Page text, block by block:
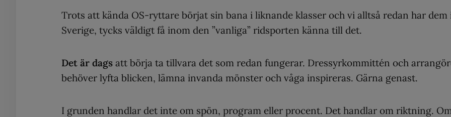
Trots att kända OS-ryttare börjat sin bana i liknande klasser och vi alltså redan har dem
Sverige, tycks väldigt få inom den ”vanliga” ridsporten känna till det.
Det är dags att börja ta tillvara det som redan fungerar. Dressyrkommittén och
behöver lyfta blicken, lämna invanda mönster och våga inspireras. Gärna genast.
I grunden handlar det inte om spön, program eller procent. Det handlar om riktning.